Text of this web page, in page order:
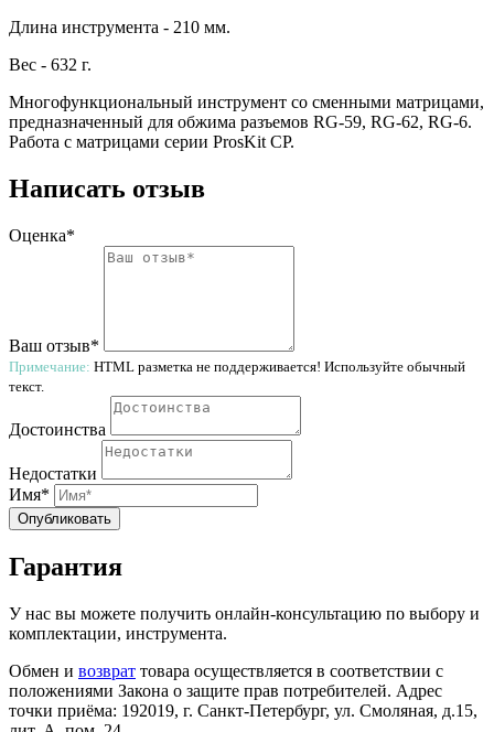
Длина инструмента - 210 мм.
Вес - 632 г.
Многофункциональный инструмент со сменными матрицами,
предназначенный для обжима разъемов RG-59, RG-62, RG-6.
Работа с матрицами серии ProsKit СР.
Написать отзыв
Оценка*
Ваш отзыв*
Примечание: HTML разметка не поддерживается! Используйте обычный
текст.
Достоинства
Недостатки
Имя*
Опубликовать
Гарантия
У нас вы можете получить онлайн-консультацию по выбору и
комплектации, инструмента.
Обмен и возврат товара осуществляется в соответствии с
положениями Закона о защите прав потребителей. Адрес
точки приёма: 192019, г. Санкт-Петербург, ул. Смоляная, д.15,